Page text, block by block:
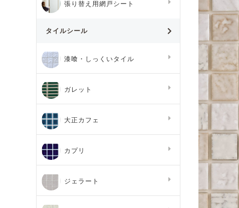
張り替え用網戸シート
タイルシール
漆喰・しっくいタイル
ガレット
大正カフェ
カプリ
ジェラート